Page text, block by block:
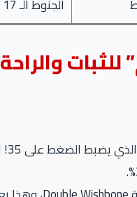
الجنوط الـ 17 (في الفئات العليا) حساسة جداً وتحتاج ترصيص دقيق.
والراحة
سيارة خفيفة الوزن نسبياً. الضغط المثالي هو